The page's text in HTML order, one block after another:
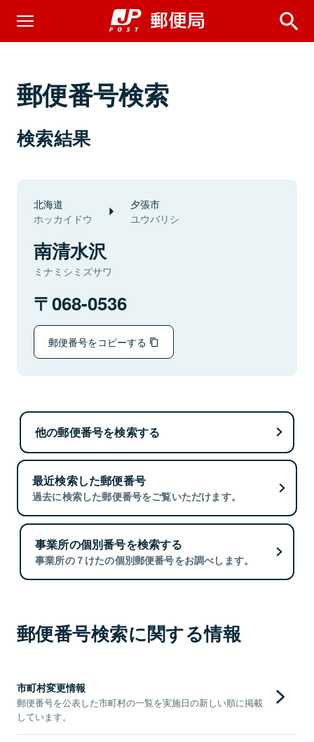
郵便番号検索
検索結果
北海道
ホッカイドウ
夕張市
ユウバリシ
南清水沢
ミナミシミズサワ
068-0536
郵便番号をコピーする
他の郵便番号を検索する
最近検索した郵便番号
過去に検索した郵便番号をご覧いただけます。
事業所の個別番号を検索する
事業所の７けたの個別郵便番号をお調べします。
郵便番号検索に関する情報
市町村変更情報
郵便番号を公表した市町村の一覧を実施日の新しい順に掲載
しています。